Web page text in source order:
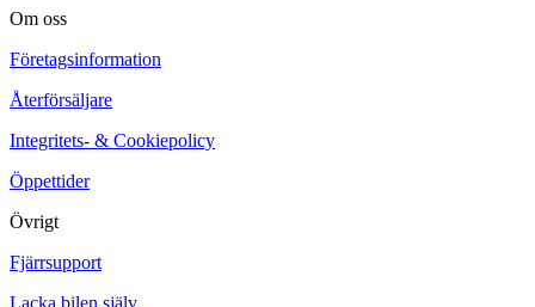
Om oss
Företagsinformation
Återförsäljare
Integritets- & Cookiepolicy
Öppettider
Övrigt
Fjärrsupport
Lacka bilen själv